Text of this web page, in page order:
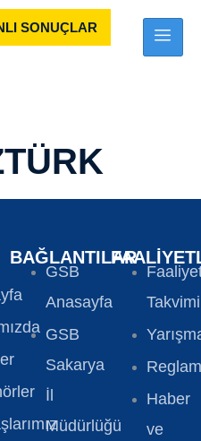
SONUÇLAR
BAĞLANTILAR
GSB
Anasayfa
GSB
Sakarya
İl
Müdürlüğü
Takvimi
Haber
ve